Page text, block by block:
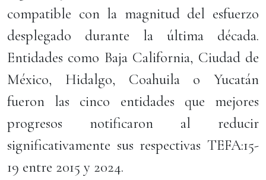
compatible con la magnitud del esfuerzo
desplegado durante la última década.
Entidades como Baja California, Ciudad de
México, Hidalgo, Coahuila o Yucatán
fueron las cinco entidades que mejores
progresos notificaron al reducir
significativamente sus respectivas TEFA:15-
19 entre 2015 y 2024.